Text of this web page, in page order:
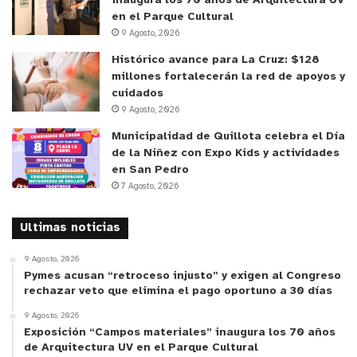
Durante el evento, se presentaron los tres equipos
finalistas: el Liceo Industrial Oscar Corona
Barahona de La Calera; el Colegio República de
México de Valparaíso y al Liceo Juan Rusque Portal
de Nogales, quienes expusieron sus proyectos ante
deliberación, se anunció que el equipo ganador
fueron los representantes del
Portal de Nogales, compuesto por la Docente,
Benjamín Castro Hinojosa y Matías Caro Figueroa,
además de los estudiantes de la PUCV Christian
Salas Cantariño y Tomas Venegas Mancisidor.
Para ellíder del equipo ganador Matías Caro
proyecto, la verdad, me pareció bastante
en el Parque Cultural
9 Agosto, 2026
Histórico avance para La Cruz: $128
millones fortalecerán la red de apoyos y
cuidados
9 Agosto, 2026
Municipalidad de Quillota celebra el Día
de la Niñez con Expo Kids y actividades
en San Pedro
7 Agosto, 2026
Ultimas noticias
9 Agosto, 2026
Pymes acusan “retroceso injusto” y exigen al Congreso
rechazar veto que elimina el pago oportuno a 30 días
9 Agosto, 2026
Exposición “Campos materiales” inaugura los 70 años
de Arquitectura UV en el Parque Cultural